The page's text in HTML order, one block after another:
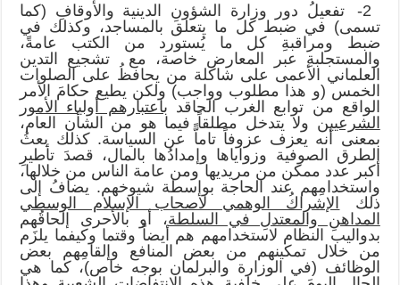
2- تفعيلُ دور وزارة الشؤونِ الدينية والأوقافِ (كما
تسمى) في ضبط كل ما يتعلق بالمساجد، وكذلك في
ضبط ومراقبةِ كل ما يُستورد من الكتب عامةً،
والمستجلبةِ عبر المعارض خاصة، مع تشجيع التدين
العلماني الأعمى على شاكلة من يحافظُ على الصلوات
الخمس (و هذا مطلوب وواجب) ولكن يطيع حكامَ الأمر
الواقع من توابع الغرب الحاقد باعتبارهم أولياء الأمور
الشرعيينولا يتدخل مطلقاً فيما هو من الشأن العام،
بمعنى أنه يعزف عزوفاً تاماًّ عن السياسة. كذلك بعثُ
الطرق الصوفية وزواياها وإمدادُها بالمال، قصدَ تأطيرِ
أكبر عدد ممكن من مريديها ومن عامة الناس من خلالها،
واستخدامِهم عند الحاجة بواسطة شيوخهم. يضافُ إلى
ذلك
الإشراكُ الوهمي لأصحاب الإسلام الوسطي
المداهنِ والمعتدلِ في السلطة، أو بالأحرى إلحاقُهم
بدواليب النظام لاستخدامهم هم أيضاً وقتما وكيفما يلزَم
من خلال تمكينهم من بعض المنافع وإلقامِهم بعض
الوظائف (في الوزارة والبرلمان بوجه خاص)، كما هي